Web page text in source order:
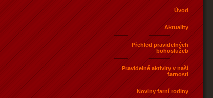
Úvod
Aktuality
Přehled pravidelných
bohoslužeb
Pravidelné aktivity v naší
farnosti
Noviny farní rodiny